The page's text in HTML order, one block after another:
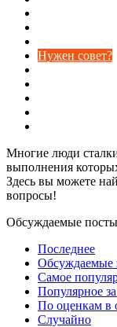
Нужен совет?
Многие люди
выполнения
Здесь вы можете
вопросы!
Обсуждаемые посты
Последнее
Обсуждаемые
Самое
Популярное
По оценкам в
Случайно